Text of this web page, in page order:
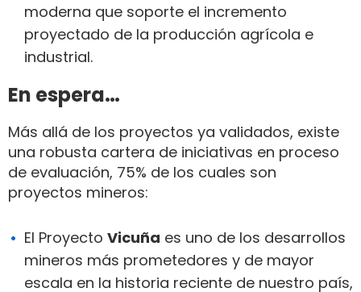
moderna que soporte el incremento
proyectado de la producción agrícola e
industrial.
En espera…
Más allá de los proyectos ya validados, existe
una robusta cartera de iniciativas en proceso
de evaluación, 75% de los cuales son
proyectos mineros:
El Proyecto Vicuña es uno de los desarrollos
mineros más prometedores y de mayor
escala en la historia reciente de nuestro país,